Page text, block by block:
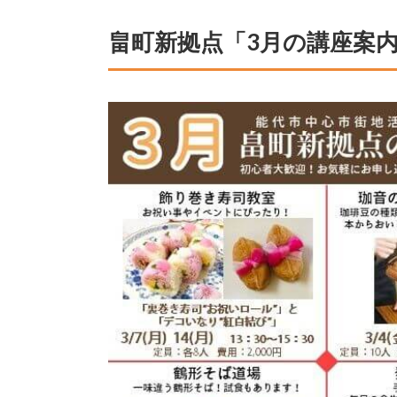
畠町新拠点「3月の講座案